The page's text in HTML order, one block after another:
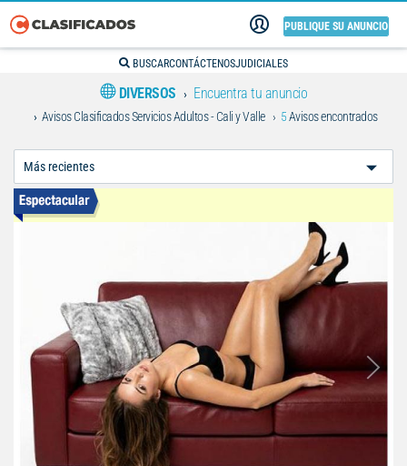
PUBLIQUE SU ANUNCIO
BUSCARCONTÁCTENOSJUDICIALES
DIVERSOS Encuentra tu anuncio
Avisos Clasificados Servicios Adultos - Cali y Valle 5Avisos encontrados